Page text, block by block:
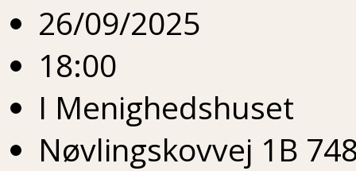
26/09/2025
18:00
I Menighedshuset
Nøvlingskovvej 1B